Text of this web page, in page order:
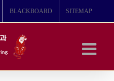
BLACKBOARD SITEMAP